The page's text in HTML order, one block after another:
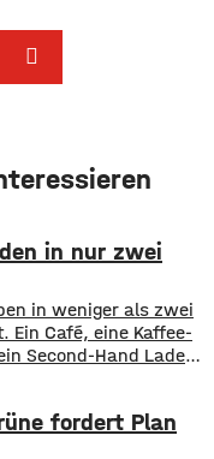
in nur zwei
in weniger als zwei
Ein Café, eine Kaffee-
Second-Hand Laden
und der
Bünner sehen
Kurs der
fordert Plan